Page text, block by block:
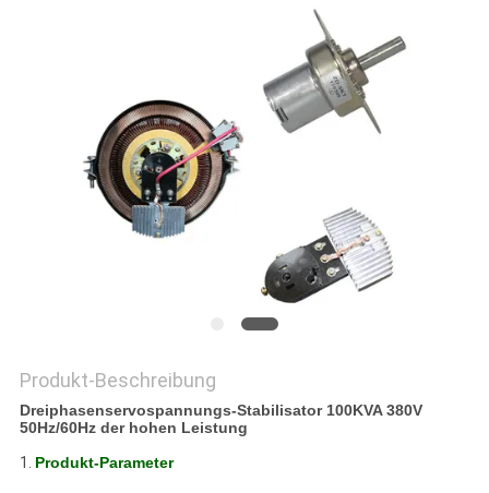
Produkt-Beschreibung
Dreiphasenservospannungs-Stabilisator 100KVA 380V
50Hz/60Hz der hohen Leistung
1. Produkt-Parameter